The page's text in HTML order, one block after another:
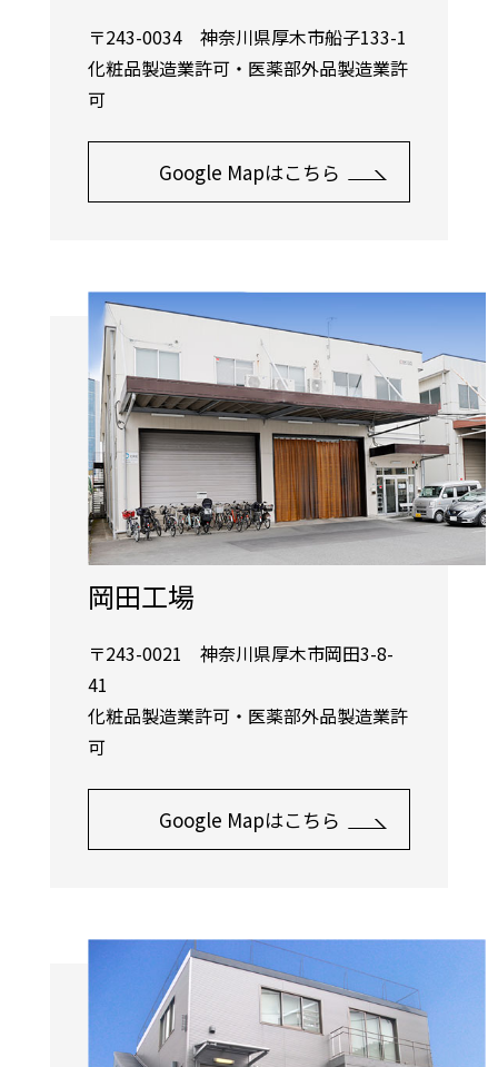
〒243-0034 神奈川県厚木市船子133-1
化粧品製造業許可・医薬部外品製造業許
可
Google Mapはこちら
岡田工場
〒243-0021 神奈川県厚木市岡田3-8-
41
化粧品製造業許可・医薬部外品製造業許
可
Google Mapはこちら